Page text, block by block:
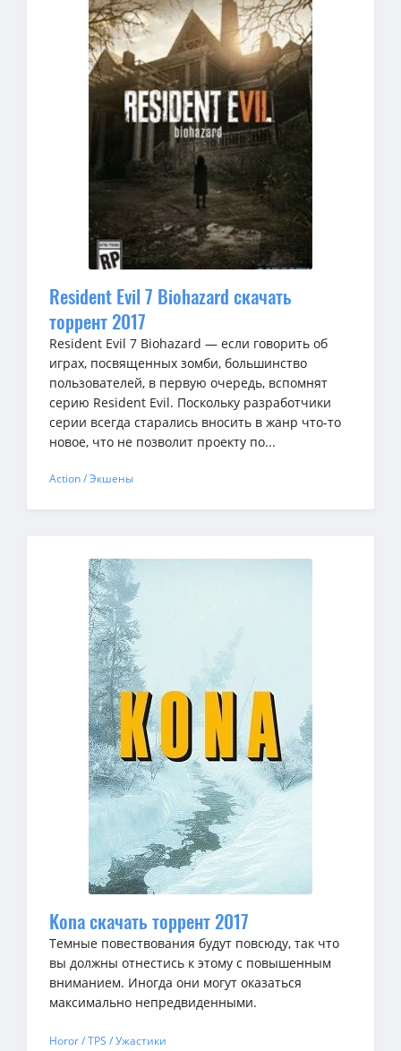
Resident Evil 7 Biohazard скачать
торрент 2017
Resident Evil 7 Biohazard — если говорить об
играх, посвященных зомби, большинство
пользователей, в первую очередь, вспомнят
серию Resident Evil. Поскольку разработчики
серии всегда старались вносить в жанр что-то
новое, что не позволит проекту по...
Action / Экшены
Kona скачать торрент 2017
Темные повествования будут повсюду, так что
вы должны отнестись к этому с повышенным
вниманием. Иногда они могут оказаться
максимально непредвиденными.
Horor / TPS / Ужастики